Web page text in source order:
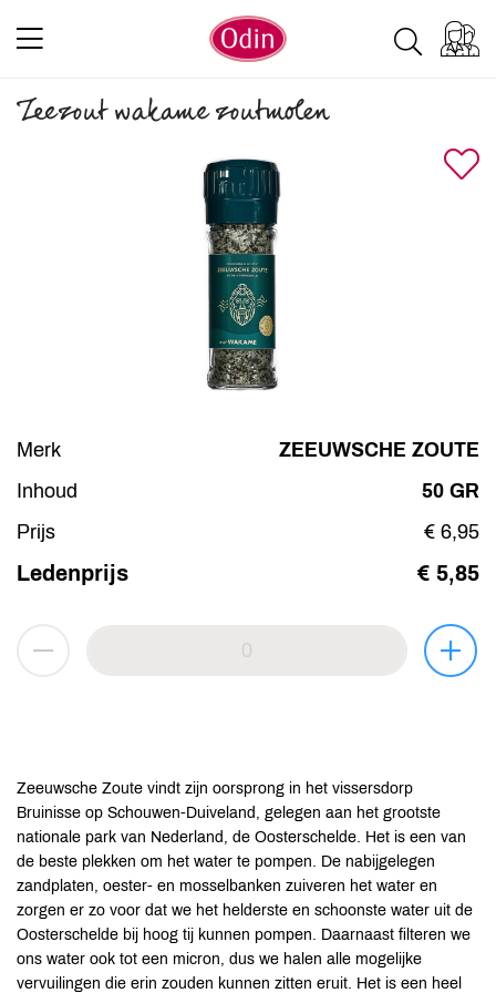
Zeezout wakame zoutmolen
Merk
ZEEUWSCHE ZOUTE
Inhoud
50 GR
Prijs
€ 6,95
Ledenprijs € 5,85
Zeeuwsche Zoute vindt zijn oorsprong in het vissersdorp
Bruinisse op Schouwen-Duiveland, gelegen aan het grootste
nationale park van Nederland, de Oosterschelde. Het is een van
de beste plekken om het water te pompen. De nabijgelegen
zandplaten, oester- en mosselbanken zuiveren het water en
zorgen er zo voor dat we het helderste en schoonste water uit de
Oosterschelde bij hoog tij kunnen pompen. Daarnaast filteren we
ons water ook tot een micron, dus we halen alle mogelijke
vervuilingen die erin zouden kunnen zitten eruit. Het is een heel